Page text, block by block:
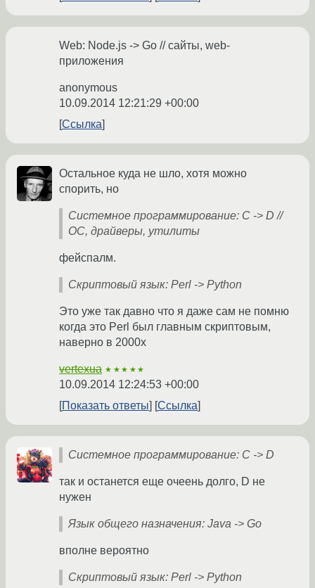
Web: Node.js -> Go // сайты, web-
приложения
anonymous
10.09.2014 12:21:29 +00:00
Ссылка
Остальное куда не шло, хотя можно
спорить, но
Системное программирование: C -> D //
ОС, драйверы, утилиты
фейспалм.
Скриптовый язык: Perl -> Python
Это уже так давно что я даже сам не помню
когда это Perl был главным скриптовым,
наверно в 2000х
vertexua ★★★★★
10.09.2014 12:24:53 +00:00
Показать ответы
Ссылка
Системное программирование: C -> D
так и останется еще очеень долго, D не
нужен
Язык общего назначения: Java -> Go
вполне вероятно
Скриптовый язык: Perl -> Python